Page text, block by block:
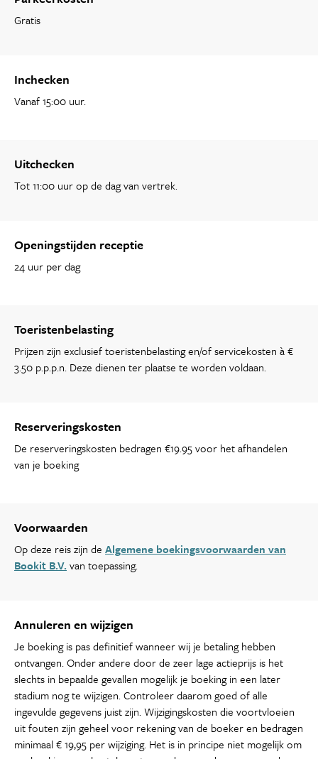
Gratis
Inchecken
Vanaf 15:00 uur.
Uitchecken
Tot 11:00 uur op de dag van vertrek.
Openingstijden receptie
24 uur per dag
Toeristenbelasting
Prijzen zijn exclusief toeristenbelasting en/of servicekosten à €
3.50 p.p.p.n. Deze dienen ter plaatse te worden voldaan.
Reserveringskosten
De reserveringskosten bedragen €19.95 voor het afhandelen
van je boeking
Voorwaarden
Op deze reis zijn de Algemene boekingsvoorwaarden van
Bookit B.V. van toepassing.
Annuleren en wijzigen
Je boeking is pas definitief wanneer wij je betaling hebben
ontvangen. Onder andere door de zeer lage actieprijs is het
slechts in bepaalde gevallen mogelijk je boeking in een later
stadium nog te wijzigen. Controleer daarom goed of alle
ingevulde gegevens juist zijn. Wijzigingskosten die voortvloeien
uit fouten zijn geheel voor rekening van de boeker en bedragen
minimaal € 19,95 per wijziging. Het is in principe niet mogelijk om